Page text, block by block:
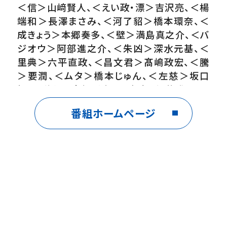
＜信＞山﨑賢人、＜えい政・漂＞吉沢亮、＜楊
端和＞長澤まさみ、＜河了貂＞橋本環奈、＜
成きょう＞本郷奏多、＜壁＞満島真之介、＜バ
ジオウ＞阿部進之介、＜朱凶＞深水元基、＜
里典＞六平直政、＜昌文君＞髙嶋政宏、＜騰
＞要潤、＜ムタ＞橋本じゅん、＜左慈＞坂口
拓、＜魏興＞宇梶剛士、＜肆氏＞加藤雅也、＜
竭氏＞石橋蓮司、＜王騎＞大沢たかお
番組内容
番組ホームページ